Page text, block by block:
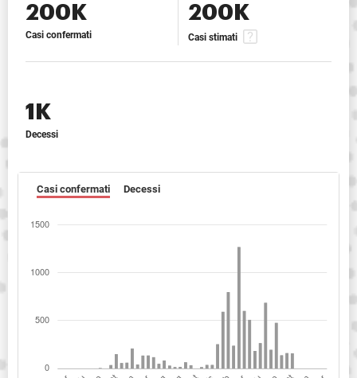
200K
Casi confermati
200K
Casi stimati
1K
Decessi
Casi confermati Decessi